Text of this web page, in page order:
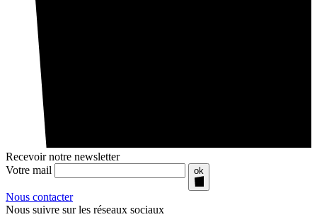
Recevoir notre newsletter
Votre mail
ok
Nous contacter
Nous suivre sur les réseaux sociaux